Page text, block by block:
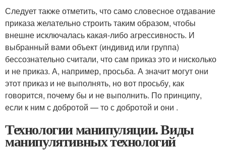
Следует также отметить, что само словесное отдавание
приказа желательно строить таким образом, чтобы
внешне исключалась какая-либо агрессивность. И
выбранный вами объект (индивид или группа)
бессознательно считали, что сам приказ это и нисколько
и не приказ. А, например, просьба. А значит могут они
этот приказ и не выполнять, но вот просьбу, как
говорится, почему бы и не выполнить. По принципу,
если к ним с добротой — то с добротой и они .
Технологии манипуляции. Виды
манипулятивных технологий